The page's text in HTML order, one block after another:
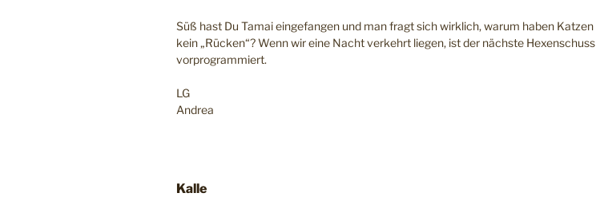
Süß hast Du Tamai eingefangen und man fragt sich wirklich, warum haben Katzen
kein „Rücken“? Wenn wir eine Nacht verkehrt liegen, ist der nächste Hexenschuss
vorprogrammiert.
LG
Andrea
Kalle